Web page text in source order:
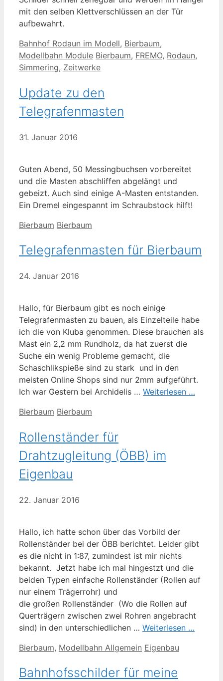
mit den selben Klettverschlüssen an der Tür
aufbewahrt.
Kategorien
Bahnhof Rodaun im Modell, Bierbaum,
Modellbahn Module Schlagwörter
Bierbaum, FREMO, Rodaun,
Simmering, Zeitwerke
Update zu den
Telegrafenmasten
31. Januar 2016
Guten Abend, 50 Messingbuchsen vorbereitet
und die Masten abschliffen abgelängt und
gebeizt. Auch sind einige A-Masten entstanden.
Ein Dremel eingespannt im Schraubstock hilft!
Kategorien
Bierbaum Schlagwörter
Bierbaum
Telegrafenmasten für Bierbaum
24. Januar 2016
Hallo, für Bierbaum gibt es noch einige
Telegrafenmasten zu bauen, als Einzelteile habe
ich die von Kluba genommen. Diese brauchen als
Mast ein 2,2 mm Rundholz, da hat zuerst die
Suche ein wenig Probleme gemacht, die
Schaschlikspieße sind zu stark und in den
meisten Online Shops sind nur 2mm aufgeführt.
Ich war Gestern bei Archidelis … Weiterlesen …
Kategorien
Bierbaum Schlagwörter
Bierbaum
Rollenständer für
Drahtzugleitung (ÖBB) im
Eigenbau
22. Januar 2016
Hallo, ich hatte schon über das Vorbild der
Rollenständer bei der ÖBB berichtet. Leider gibt
es die nicht in 1:87, zumindest ist mir nichts
bekannt. Jetzt habe ich mal hingestzt und die
beiden Typen einfache Rollenständer (Rollen auf
nur einem Trägerrohr) und
die großen Rollenständer (Wo die Rollen auf
Querträgern zwischen zwei Rohren angebracht
sind) in den unterschiedlichen … Weiterlesen …
Kategorien
Bierbaum, Modellbahn Allgemein Schlagwörter
Eigenbau
Bahnhofsschilder für meine